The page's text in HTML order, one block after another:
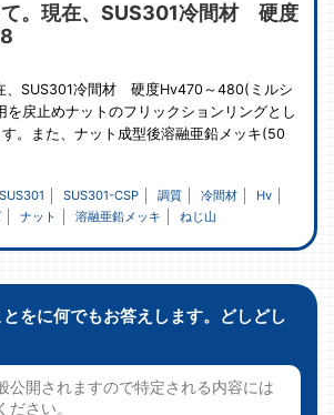
て。現在、SUS301冷間材 硬度
、SUS301冷間材 硬度Hv470～480(ミルシ
を戻止めナットのフリックションリングとし
。また、ナット成型後溶融亜鉛メッキ(50
SUS301 SUS301-CSP 調質 冷間材
Hv
ナット 溶融亜鉛メッキ ねじ山
をに何でもお答えします。どしどし